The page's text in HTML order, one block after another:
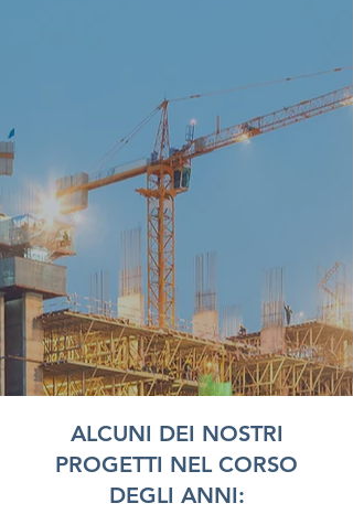
ALCUNI DEI NOSTRI
PROGETTI NEL CORSO
DEGLI ANNI: